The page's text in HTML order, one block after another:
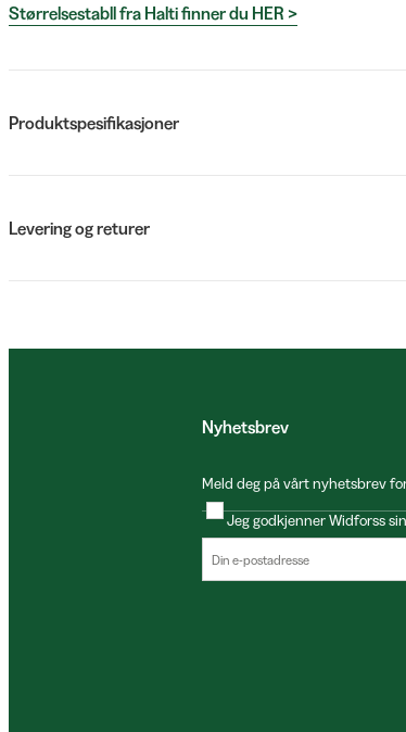
Størrelsestabll fra Halti finner du HER >
Produktspesifikasjoner
Levering og returer
Nyhetsbrev
Meld deg på vårt nyhetsbrev
Jeg godkjenner Widforss sin